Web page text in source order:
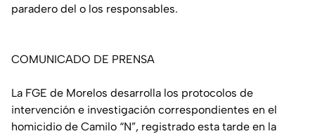
paradero del o los responsables.
COMUNICADO DE PRENSA
La FGE de Morelos desarrolla los protocolos de
intervención e investigación correspondientes en el
homicidio de Camilo “N”, registrado esta tarde en la